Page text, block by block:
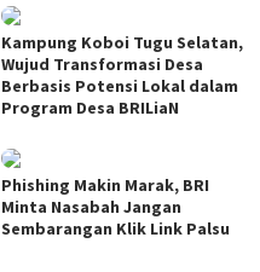
Kampung Koboi Tugu Selatan,
Wujud Transformasi Desa
Berbasis Potensi Lokal dalam
Program Desa BRILiaN
Phishing Makin Marak, BRI
Minta Nasabah Jangan
Sembarangan Klik Link Palsu